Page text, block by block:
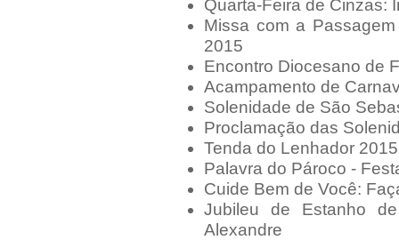
Quarta-Feira de Cinzas:
Missa com a
2015
Encontro Diocesano de
Acampamento de
Solenidade de São
Proclamação das
Tenda do Lenhador 2015
Palavra do Pároco -
Cuide Bem de Você:
Jubileu de Estanho
Alexandre